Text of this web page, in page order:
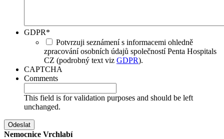
GDPR*
Potvrzuji seznámení s informacemi ohledně
zpracování osobních údajů společností Penta Hospitals
CZ (podrobný text viz GDPR).
CAPTCHA
Comments
This field is for validation purposes and should be left
unchanged.
Nemocnice Vrchlabí